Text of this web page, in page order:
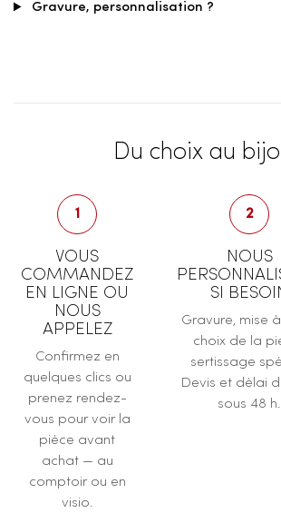
Gravure, personnalisation ?
Du choix au
1
VOUS
COMMANDEZ
EN LIGNE OU
NOUS
APPELEZ
Confirmez en
quelques clics ou
prenez rendez-
vous pour voir la
pièce avant
achat — au
comptoir ou en
visio.
2
NOUS
SI
Gravure, mise
choix de la
sertissage
Devis et délai
sous 48 h.